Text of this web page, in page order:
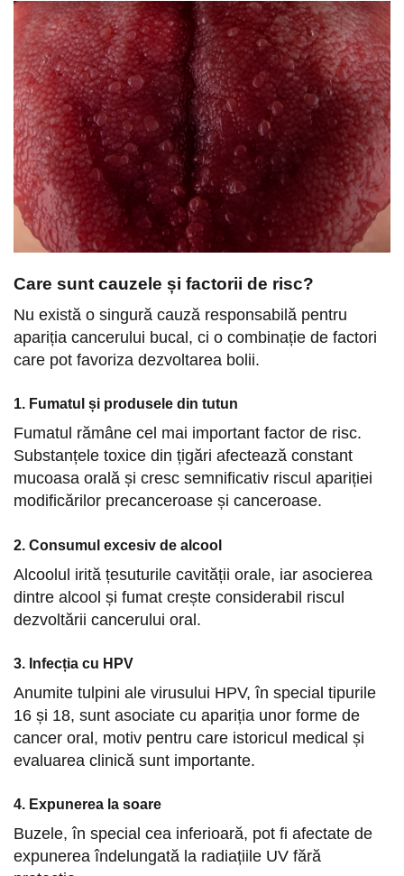
Care sunt cauzele și factorii de risc?
Nu există o singură cauză responsabilă pentru
apariția cancerului bucal, ci o combinație de factori
care pot favoriza dezvoltarea bolii.
1. Fumatul și produsele din tutun
Fumatul rămâne cel mai important factor de risc.
Substanțele toxice din țigări afectează constant
mucoasa orală și cresc semnificativ riscul apariției
modificărilor precanceroase și canceroase.
2. Consumul excesiv de alcool
Alcoolul irită țesuturile cavității orale, iar asocierea
dintre alcool și fumat crește considerabil riscul
dezvoltării cancerului oral.
3. Infecția cu HPV
Anumite tulpini ale virusului HPV, în special tipurile
16 și 18, sunt asociate cu apariția unor forme de
cancer oral, motiv pentru care istoricul medical și
evaluarea clinică sunt importante.
4. Expunerea la soare
Buzele, în special cea inferioară, pot fi afectate de
expunerea îndelungată la radiațiile UV fără